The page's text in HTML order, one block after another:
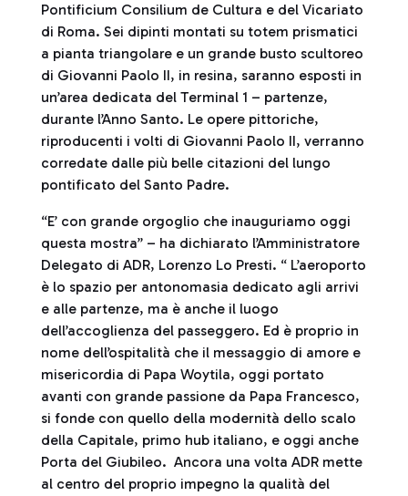
Pontificium Consilium de Cultura e del Vicariato
di Roma. Sei dipinti montati su totem prismatici
a pianta triangolare e un grande busto scultoreo
di Giovanni Paolo II, in resina, saranno esposti in
un’area dedicata del Terminal 1 – partenze,
durante l’Anno Santo. Le opere pittoriche,
riproducenti i volti di Giovanni Paolo II, verranno
corredate dalle più belle citazioni del lungo
pontificato del Santo Padre.
“E’ con grande orgoglio che inauguriamo oggi
questa mostra” – ha dichiarato l’Amministratore
Delegato di ADR, Lorenzo Lo Presti. “ L’aeroporto
è lo spazio per antonomasia dedicato agli arrivi
e alle partenze, ma è anche il luogo
dell’accoglienza del passeggero. Ed è proprio in
nome dell’ospitalità che il messaggio di amore e
misericordia di Papa Woytila, oggi portato
avanti con grande passione da Papa Francesco,
si fonde con quello della modernità dello scalo
della Capitale, primo hub italiano, e oggi anche
Porta del Giubileo. Ancora una volta ADR mette
al centro del proprio impegno la qualità del